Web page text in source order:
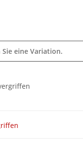
eine Variation.